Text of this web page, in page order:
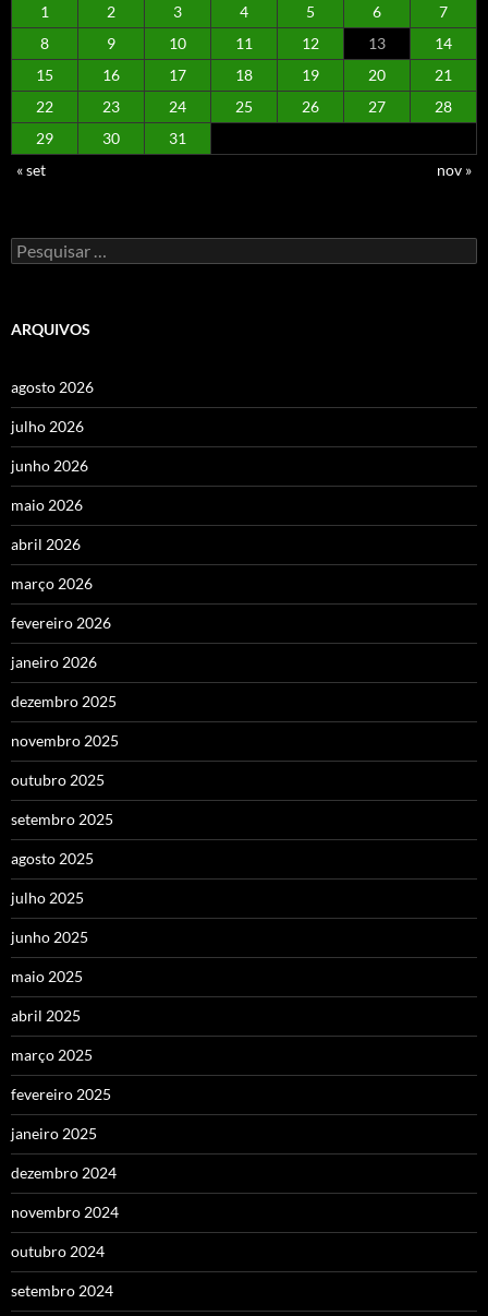
1
2 3 4 5 6
7
8
9 10 11 12 13
14
15
16 17 18 19 20
21
22
23 24 25 26 27
28
29
30
31
« set
nov »
Pesquisar
por:
ARQUIVOS
agosto 2026
julho 2026
junho 2026
maio 2026
abril 2026
março 2026
fevereiro 2026
janeiro 2026
dezembro 2025
novembro 2025
outubro 2025
setembro 2025
agosto 2025
julho 2025
junho 2025
maio 2025
abril 2025
março 2025
fevereiro 2025
janeiro 2025
dezembro 2024
novembro 2024
outubro 2024
setembro 2024